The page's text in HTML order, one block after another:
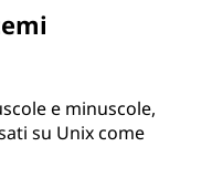
e minuscole,
su Unix come